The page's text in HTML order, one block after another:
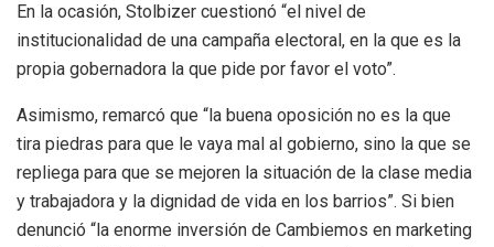
En la ocasión, Stolbizer cuestionó “el nivel de
institucionalidad de una campaña electoral, en la que es la
propia gobernadora la que pide por favor el voto”.
Asimismo, remarcó que “la buena oposición no es la que
tira piedras para que le vaya mal al gobierno, sino la que se
repliega para que se mejoren la situación de la clase media
y trabajadora y la dignidad de vida en los barrios”. Si bien
denunció “la enorme inversión de Cambiemos en marketing